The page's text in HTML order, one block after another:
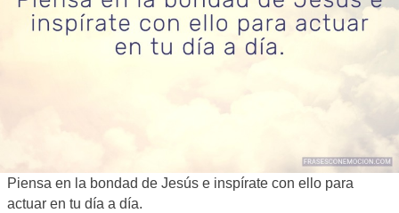
Piensa en la bondad de Jesús e inspírate con ello para
actuar en tu día a día.